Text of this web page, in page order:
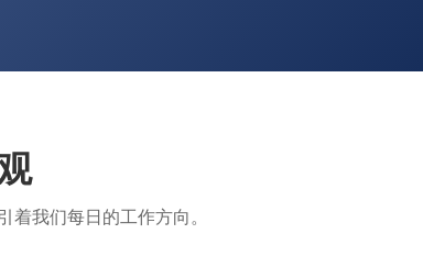
我们每日的工作方向。